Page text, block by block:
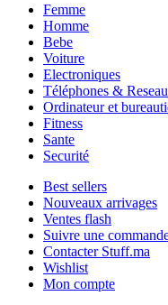
Femme
Homme
Bebe
Voiture
Electroniques
Téléphones & Reseau
Ordinateur et
Fitness
Sante
Securité
Best sellers
Nouveaux arrivages
Ventes flash
Suivre une
Contacter Stuff.ma
Wishlist
Mon compte